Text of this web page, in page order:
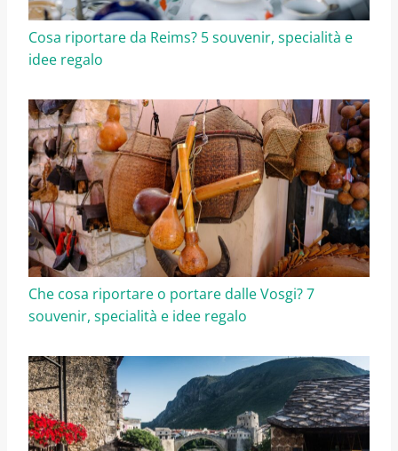
Cosa riportare da Reims? 5 souvenir, specialità e
idee regalo
Che cosa riportare o portare dalle Vosgi? 7
souvenir, specialità e idee regalo